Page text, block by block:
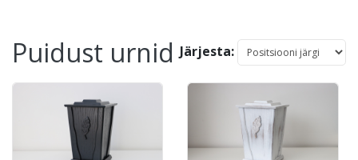
Puidust urnid Järjesta: